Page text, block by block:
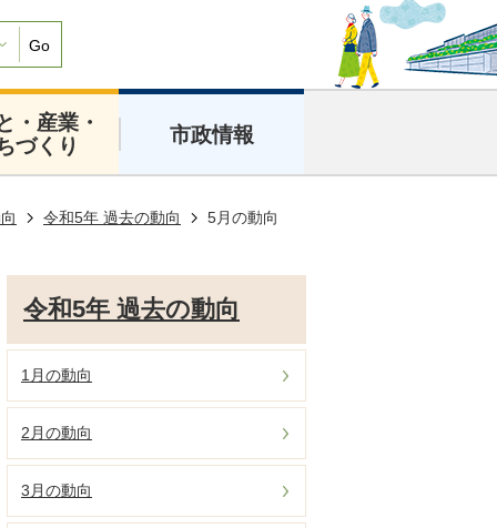
Go
・産業・
づくり
市政情報
令和5年 過去の動向 5月の動向
令和5年 過去の動向
1月の動向
2月の動向
3月の動向